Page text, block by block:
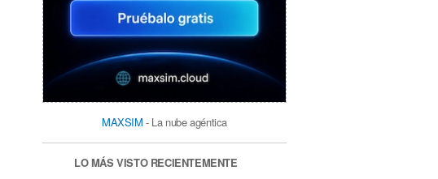
MAXSIM - La nube agéntica
LO MÁS VISTO RECIENTEMENTE